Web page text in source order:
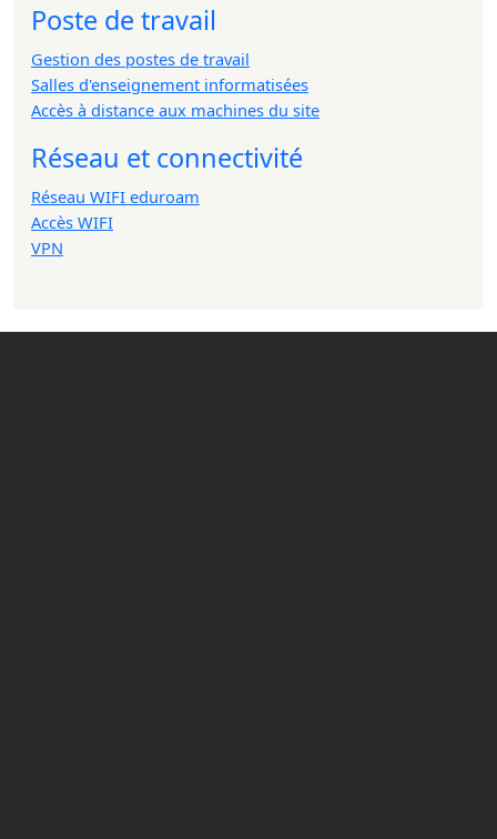
Poste de travail
Gestion des postes de travail
Salles d'enseignement informatisées
Accès à distance aux machines du site
Réseau et connectivité
Réseau WIFI eduroam
Accès WIFI
VPN